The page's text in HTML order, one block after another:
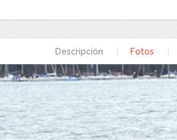
Descripción Fotos